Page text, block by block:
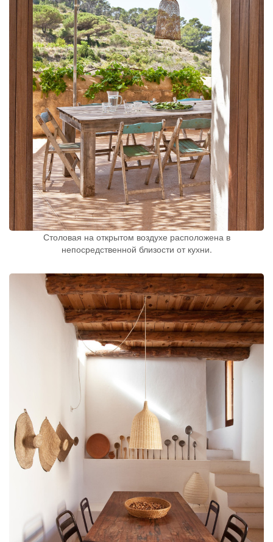
Столовая на открытом воздухе расположена в
непосредственной близости от кухни.